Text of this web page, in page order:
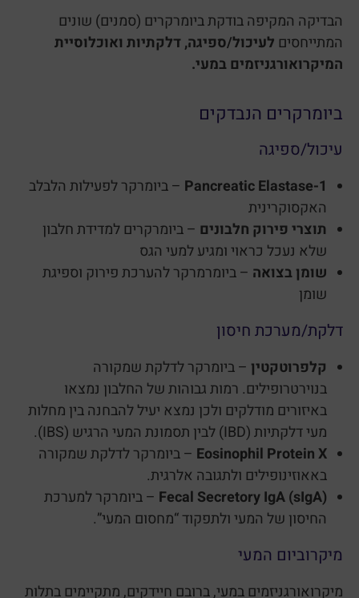
הבדיקה המקיפה בודקת ביומרקרים (סמנים) שונים
המתייחסים לעיכול/ספיגה, דלקתיות ואוכלוסיית
המיקרואורגניזמים במעי.
ביומרקרים הנבדקים
עיכול/ספיגה
Pancreatic Elastase-1 – ביומרקר לפעילות הלבלב
האקסוקרינית
תוצרי פירוק חלבונים – ביומרקרים למדידת חלבון
שלא נעכל כראוי ומגיע למעי הגס
שומן בצואה – ביומרמרקר להערכת פירוק וספיגת
שומן
דלקת/מערכת חיסון
קלפרוטקטין – ביומרקר לדלקת שמקורה
בנוירטרופילים. רמות גבוהות של החלבון נמצאו
באיזורים מודלקים ולכן נמצא יעיל להבחנה בין מחלות
מעי דלקתיות (IBD) לבין תסמונת המעי הרגיש (IBS).
Eosinophil Protein X – ביומרקר לדלקת שמקורה
באאוזינופילים ולתגובה אלרגית.
(Fecal Secretory IgA (sIgA
– ביומרקר למערכת
החיסון של המעי ולתפקוד “מחסום המעי”.
מיקרוביום המעי
מיקרואורגניזמים במעי, ברובם חיידקים, מתקיימים בתלות